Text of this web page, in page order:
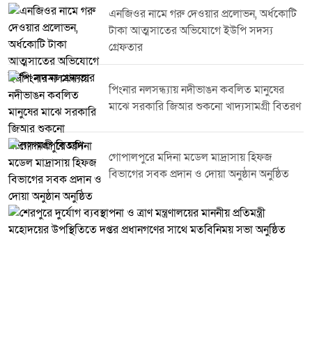
একটি পরিচ্ছন্ন ও বাসযোগ্য টাঙ্গাইল গড়ে তুলতে সরকারি উদ্যোগের পাশাপাশি
সর্বস্তরের জনগণের স্বতঃস্ফূর্ত অংশগ্রহণ প্রয়োজন। পরিবেশ সংরক্ষণ এবং
জনসচেতনতা বৃদ্ধির মাধ্যমে টাঙ্গাইলকে একটি সবুজ, সুন্দর ও পরিচ্ছন্ন জেলায় পরিণত
করা সম্ভব বলে তিনি আশাবাদ ব্যক্ত করেন।এ সময় তিনি ডিসি লেকের সৌন্দর্য ও
পরিবেশগত ভারসাম্য রক্ষায় নিয়মিত পরিচ্ছন্নতা কার্যক্রম পরিচালনার ওপর গুরুত্বারোপ
করেন এবং এ ধরনের উদ্যোগে সবাইকে সম্পৃক্ত হওয়ার আহ্বান জানান।কর্মসূচিতে
জেলা প্রশাসনের ঊর্ধ্বতন কর্মকর্তা বিভিন্ন সরকারি দপ্তরের প্রতিনিধি স্বেচ্ছাসেবী
সংগঠনের সদস্যসহ বিভিন্ন শ্রেণি-পেশার মানুষ অংশ নেন।
এনজিওর নামে গরু দেওয়ার প্রলোভন, অর্ধকোটি
টাকা আত্মসাতের অভিযোগে ইউপি সদস্য
গ্রেফতার
পিংনার নলসন্ধ্যায় নদীভাঙন কবলিত মানুষের
মাঝে সরকারি জিআর শুকনো খাদ্যসামগ্রী বিতরণ
গোপালপুরে মদিনা মডেল মাদ্রাসায় হিফজ
বিভাগের সবক প্রদান ও দোয়া অনুষ্ঠান অনুষ্ঠিত